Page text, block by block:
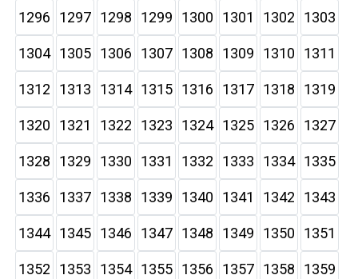
1296 1297 1298 1299 1300 1301 1302 1303
1304 1305 1306 1307 1308 1309 1310 1311
1312 1313 1314 1315 1316 1317 1318 1319
1320 1321 1322 1323 1324 1325 1326 1327
1328 1329 1330 1331 1332 1333 1334 1335
1336 1337 1338 1339 1340 1341 1342 1343
1344 1345 1346 1347 1348 1349 1350 1351
1352 1353 1354 1355 1356 1357 1358 1359